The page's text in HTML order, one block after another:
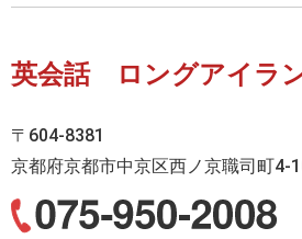
英会話 ロングアイラ
〒604-8381
京都府京都市中京区西ノ京職司町4-